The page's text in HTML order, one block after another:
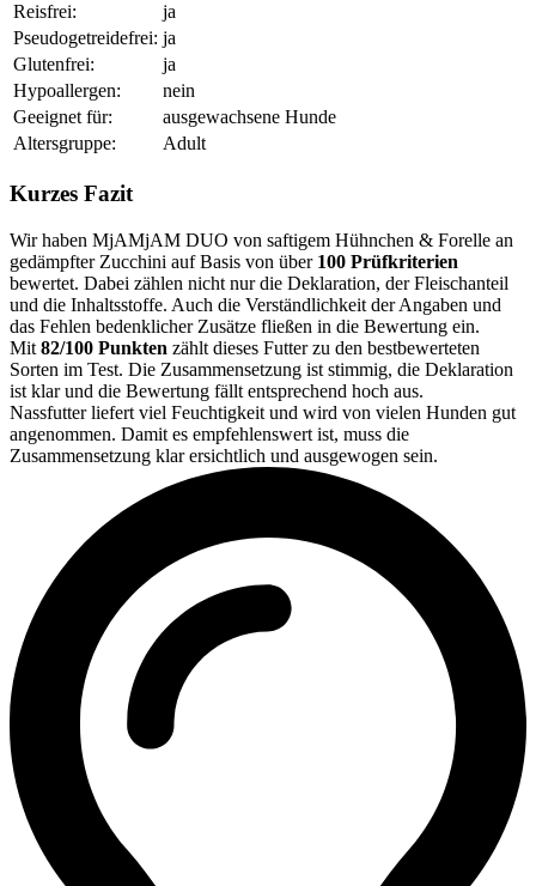
Reisfrei:
ja
Pseudogetreidefrei: ja
Glutenfrei:
ja
Hypoallergen:
nein
Geeignet für:
ausgewachsene Hunde
Altersgruppe:
Adult
Kurzes Fazit
Wir haben MjAMjAM DUO von saftigem Hühnchen & Forelle an
gedämpfter Zucchini auf Basis von über 100 Prüfkriterien
bewertet. Dabei zählen nicht nur die Deklaration, der Fleischanteil
und die Inhaltsstoffe. Auch die Verständlichkeit der Angaben und
das Fehlen bedenklicher Zusätze fließen in die Bewertung ein.
Mit 82/100 Punkten zählt dieses Futter zu den bestbewerteten
Sorten im Test. Die Zusammensetzung ist stimmig, die Deklaration
ist klar und die Bewertung fällt entsprechend hoch aus.
Nassfutter liefert viel Feuchtigkeit und wird von vielen Hunden gut
angenommen. Damit es empfehlenswert ist, muss die
Zusammensetzung klar ersichtlich und ausgewogen sein.